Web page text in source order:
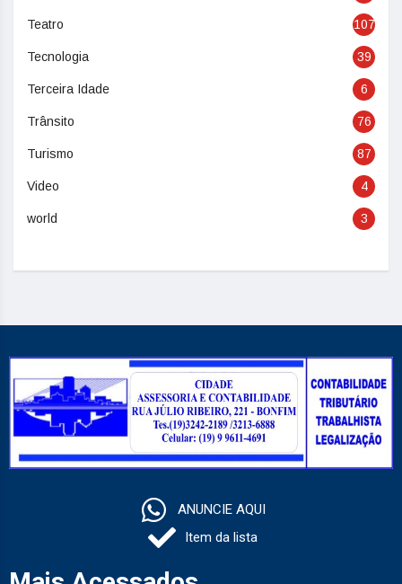
Teatro 107
Tecnologia 39
Terceira Idade 6
Trânsito 76
Turismo 87
Video 4
world 3
ANUNCIE AQUI
Item da lista